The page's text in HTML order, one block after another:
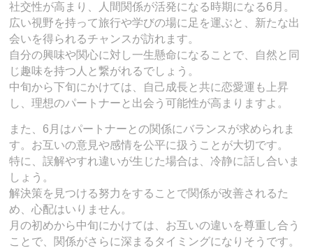
社交性が高まり、人間関係が活発になる時期になる6月。
広い視野を持って旅行や学びの場に足を運ぶと、新たな出
会いを得られるチャンスが訪れます。
自分の興味や関心に対し一生懸命になることで、自然と同
じ趣味を持つ人と繋がれるでしょう。
中旬から下旬にかけては、自己成長と共に恋愛運も上昇
し、理想のパートナーと出会う可能性が高まりますよ。
また、6月はパートナーとの関係にバランスが求められま
す。お互いの意見や感情を公平に扱うことが大切です。
特に、誤解やすれ違いが生じた場合は、冷静に話し合いま
しょう。
解決策を見つける努力をすることで関係が改善されるた
め、心配はいりません。
月の初めから中旬にかけては、お互いの違いを尊重し合う
ことで、関係がさらに深まるタイミングになりそうです。